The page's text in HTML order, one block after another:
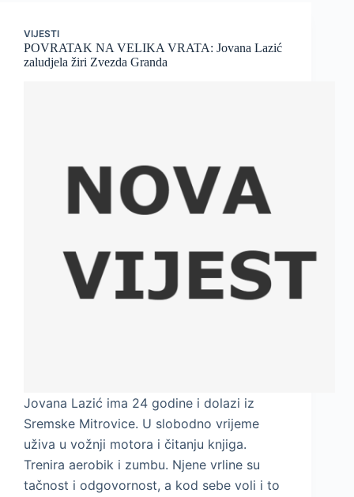
VIJESTI
POVRATAK NA VELIKA VRATA: Jovana Lazić
zaludjela žiri Zvezda Granda
Jovana Lazić ima 24 godine i dolazi iz
Sremske Mitrovice. U slobodno vrijeme
uživa u vožnji motora i čitanju knjiga.
Trenira aerobik i zumbu. Njene vrline su
tačnost i odgovornost, a kod sebe voli i to